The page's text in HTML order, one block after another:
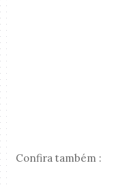
Confira também :